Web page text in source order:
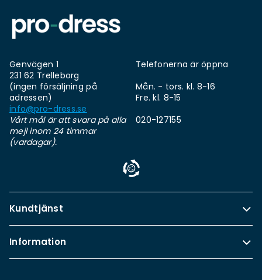
Genvägen 1
231 62 Trelleborg
(ingen försäljning på
adressen)
info@pro-dress.se
Vårt mål är att svara på alla
mejl inom 24 timmar
(vardagar).
Telefonerna är öppna
Mån. - tors. kl. 8-16
Fre. kl. 8-15
020-127155
Kundtjänst
Information